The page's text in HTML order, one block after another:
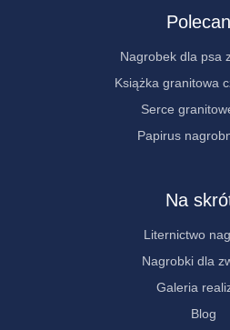
Nagrobek dla psa
Książka granitowa
Serce
Papirus
Na
Liternictwo
Nagrobki dla
Galeria
Blog